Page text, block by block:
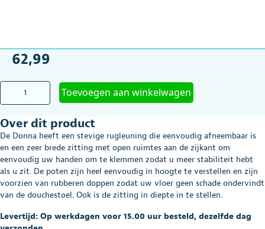
62,99
Douchestoel
Duro
KD)
met
rugleuning
aantal
Toevoegen aan winkelwagen
Over dit product
De Donna heeft een stevige rugleuning die eenvoudig afneembaar is
en een zeer brede zitting met open ruimtes aan de zijkant om
eenvoudig uw handen om te klemmen zodat u meer stabiliteit hebt
als u zit. De poten zijn heel eenvoudig in hoogte te verstellen en zijn
voorzien van rubberen doppen zodat uw vloer geen schade ondervindt
van de douchestoel. Ook is de zitting in diepte in te stellen.
Levertijd: Op werkdagen voor 15.00 uur besteld, dezelfde dag